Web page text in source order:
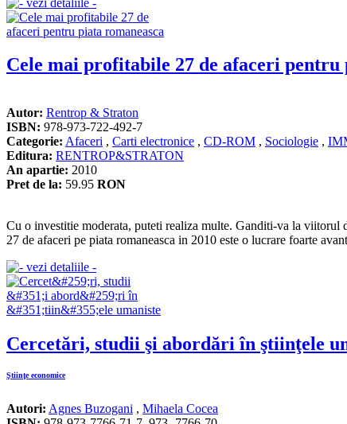
Cele mai profitabile 27 de afaceri pentru
Autor: Rentrop & Straton
ISBN: 978-973-722-492-7
Categorie: Afaceri , Carti electronice , CD-ROM , Sociologie ,
Editura: RENTROP&STRATON
An apartie: 2010
Pret de la: 59.95 RON
Cu o investitie moderata, puteti realiza multe. Ganditi-va la
27 de afaceri pe piata romaneasca in 2010 este o lucrare foarte
Cercetări, studii şi abordări în ştiinţele
Ştiinţe economice
Autori: Agnes Buzogani , Mihaela Cocea